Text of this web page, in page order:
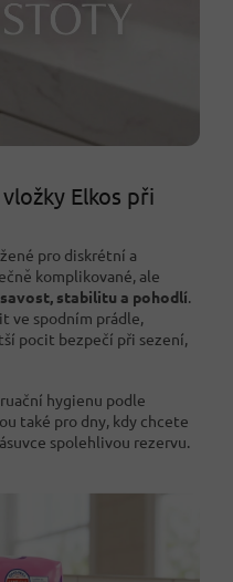
Elkos při
pro diskrétní a
komplikované, ale
savost, stabilitu a pohodlí.
ve spodním prádle,
pocit bezpečí při sezení,
hygienu podle
také pro dny, kdy chcete
spolehlivou rezervu.